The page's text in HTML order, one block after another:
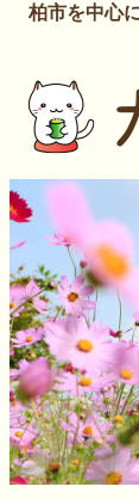
柏市を中心